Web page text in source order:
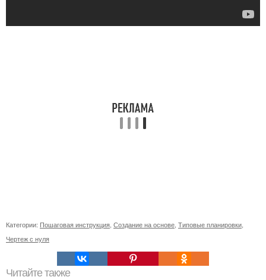
Категории: Пошаговая инструкция Создание на основе Типовые планировки
Чертеж с нуля
Читайте также